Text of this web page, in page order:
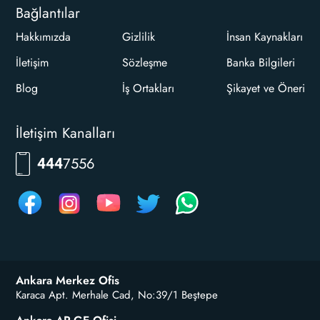
Bağlantılar
Hakkımızda
İletişim
Blog
Gizlilik
Sözleşme
İş Ortakları
İnsan Kaynakları
Banka Bilgileri
Şikayet ve Öneri
İletişim Kanalları
444RKLM
Ankara Merkez Ofis
Karaca Apt. Merhale Cad, No:39/1 Beştepe